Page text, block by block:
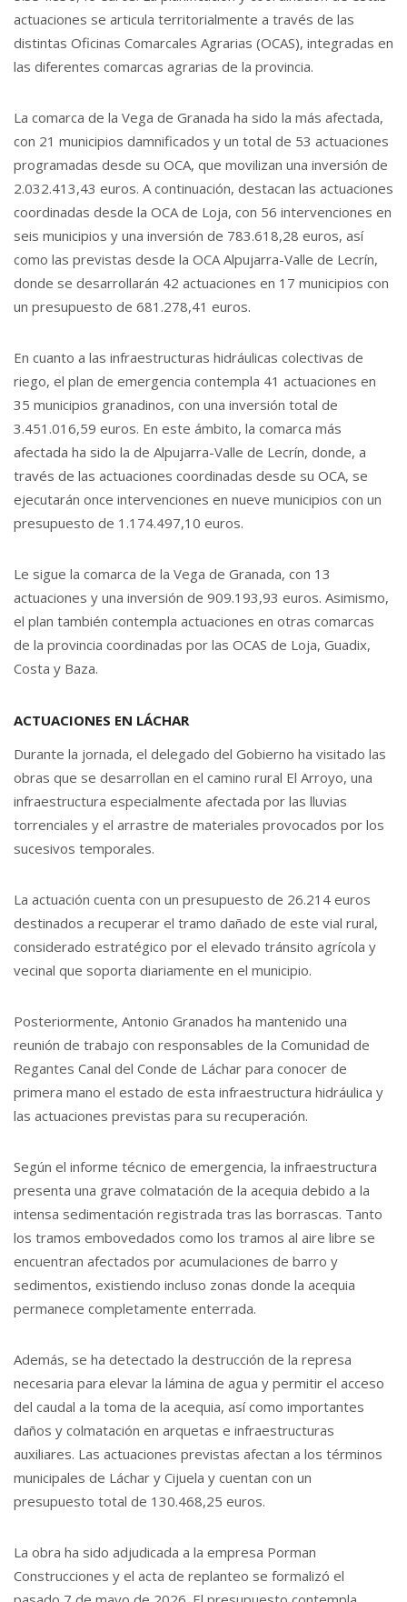
actuaciones se articula territorialmente a través de las
distintas Oficinas Comarcales Agrarias (OCAS), integradas en
las diferentes comarcas agrarias de la provincia.
La comarca de la Vega de Granada ha sido la más afectada,
con 21 municipios damnificados y un total de 53 actuaciones
programadas desde su OCA, que movilizan una inversión de
2.032.413,43 euros. A continuación, destacan las actuaciones
coordinadas desde la OCA de Loja, con 56 intervenciones en
seis municipios y una inversión de 783.618,28 euros, así
como las previstas desde la OCA Alpujarra-Valle de Lecrín,
donde se desarrollarán 42 actuaciones en 17 municipios con
un presupuesto de 681.278,41 euros.
En cuanto a las infraestructuras hidráulicas colectivas de
riego, el plan de emergencia contempla 41 actuaciones en
35 municipios granadinos, con una inversión total de
3.451.016,59 euros. En este ámbito, la comarca más
afectada ha sido la de Alpujarra-Valle de Lecrín, donde, a
través de las actuaciones coordinadas desde su OCA, se
ejecutarán once intervenciones en nueve municipios con un
presupuesto de 1.174.497,10 euros.
Le sigue la comarca de la Vega de Granada, con 13
actuaciones y una inversión de 909.193,93 euros. Asimismo,
el plan también contempla actuaciones en otras comarcas
de la provincia coordinadas por las OCAS de Loja, Guadix,
Costa y Baza.
ACTUACIONES EN LÁCHAR
Durante la jornada, el delegado del Gobierno ha visitado las
obras que se desarrollan en el camino rural El Arroyo, una
infraestructura especialmente afectada por las lluvias
torrenciales y el arrastre de materiales provocados por los
sucesivos temporales.
La actuación cuenta con un presupuesto de 26.214 euros
destinados a recuperar el tramo dañado de este vial rural,
considerado estratégico por el elevado tránsito agrícola y
vecinal que soporta diariamente en el municipio.
Posteriormente, Antonio Granados ha mantenido una
reunión de trabajo con responsables de la Comunidad de
Regantes Canal del Conde de Láchar para conocer de
primera mano el estado de esta infraestructura hidráulica y
las actuaciones previstas para su recuperación.
Según el informe técnico de emergencia, la infraestructura
presenta una grave colmatación de la acequia debido a la
intensa sedimentación registrada tras las borrascas. Tanto
los tramos embovedados como los tramos al aire libre se
encuentran afectados por acumulaciones de barro y
sedimentos, existiendo incluso zonas donde la acequia
permanece completamente enterrada.
Además, se ha detectado la destrucción de la represa
necesaria para elevar la lámina de agua y permitir el acceso
del caudal a la toma de la acequia, así como importantes
daños y colmatación en arquetas e infraestructuras
auxiliares. Las actuaciones previstas afectan a los términos
municipales de Láchar y Cijuela y cuentan con un
presupuesto total de 130.468,25 euros.
La obra ha sido adjudicada a la empresa Porman
Construcciones y el acta de replanteo se formalizó el